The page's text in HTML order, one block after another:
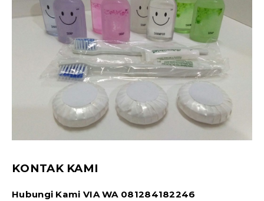
KONTAK KAMI
Hubungi Kami VIA WA 081284182246